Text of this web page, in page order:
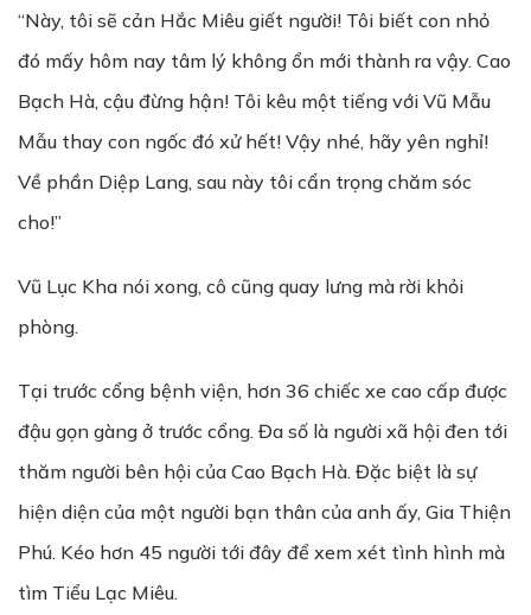
“Này, tôi sẽ cản Hắc Miêu giết người! Tôi biết con nhỏ
đó mấy hôm nay tâm lý không ổn mới thành ra vậy. Cao
Bạch Hà, cậu đừng hận! Tôi kêu một tiếng với Vũ Mẫu
Mẫu thay con ngốc đó xử hết! Vậy nhé, hãy yên nghỉ!
Về phần Diệp Lang, sau này tôi cẩn trọng chăm sóc
cho!”
Vũ Lục Kha nói xong, cô cũng quay lưng mà rời khỏi
phòng.
Tại trước cổng bệnh viện, hơn 36 chiếc xe cao cấp được
đậu gọn gàng ở trước cổng. Đa số là người xã hội đen tới
thăm người bên hội của Cao Bạch Hà. Đặc biệt là sự
hiện diện của một người bạn thân của anh ấy, Gia Thiện
Phú. Kéo hơn 45 người tới đây để xem xét tình hình mà
tìm Tiểu Lạc Miêu.